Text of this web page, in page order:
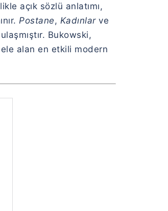
açık sözlü anlatımı,
Postane, Kadınlarve
Bukowski,
ele alan en etkili modern